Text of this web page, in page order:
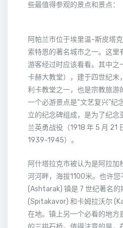
些最值得参观的景点和景点：
阿帕兰市位于埃里温-斯皮塔
索特恩的著名城市之一。这里
游客经过时应该看看。其中之
卡赫大教堂），建于四世纪末
利卡教堂之一，也是宗教旅游
一个必游景点是“文艺复兴”纪
立的纪念碑组成，是为了纪念
兰英勇战役（1918 年 5 月 21
1939-1945）。
阿什塔拉克市被认为是阿拉
河河畔，海拔1100米。也许
(Ashtarak) 镇是 7 世纪著名的
(Spitakavor) 和卡姆拉沃尔
在地。镇上另一个必看的地方